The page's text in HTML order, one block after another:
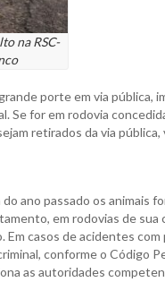
na RSC-
porte em via pública,
Se for em rodovia
retirados da via
ano passado os animais
em rodovias de
casos de acidentes
conforme o Código
as autoridades